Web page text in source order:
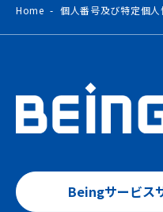
Home 個人番号及び特定個
Beingサービス